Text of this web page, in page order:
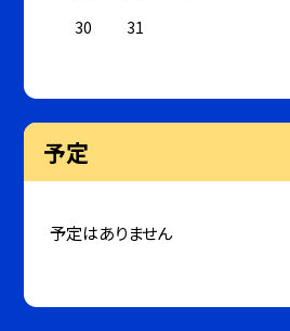
30
31
予定
予定はありません